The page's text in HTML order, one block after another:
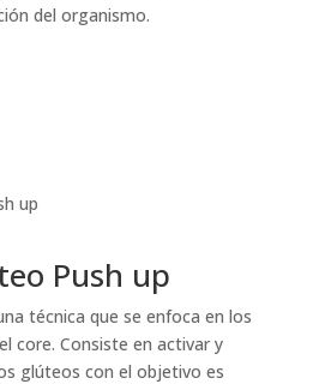
del organismo.
Push up
técnica que se enfoca en los
core. Consiste en activar y
glúteos con el objetivo es